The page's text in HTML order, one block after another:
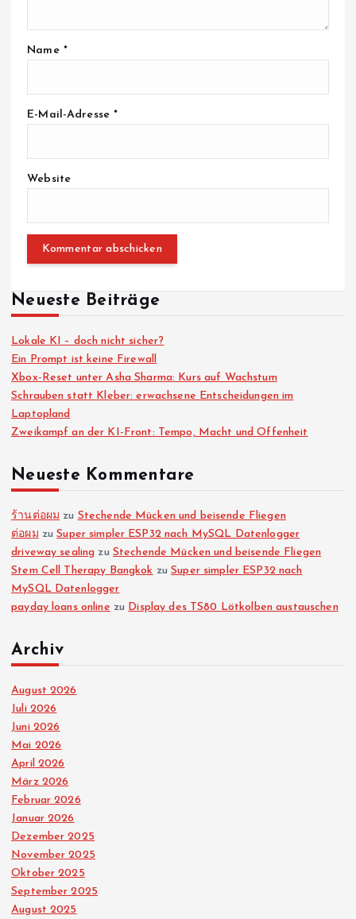
Name *
E-Mail-Adresse*
Website
Neueste Beiträge
Lokale KI – doch nicht sicher?
Ein Prompt ist keine Firewall
Xbox-Reset unter Asha Sharma: Kurs auf Wachstum
Schrauben statt Kleber: erwachsene Entscheidungen im
Laptopland
Zweikampf an der KI-Front: Tempo, Macht und Offenheit
Neueste Kommentare
ร้านต่อผม zu Stechende Mücken und beisende Fliegen
ต่อผม zuSuper simpler ESP32 nach MySQL Datenlogger
driveway sealing zu Stechende Mücken und beisende Fliegen
Stem Cell Therapy Bangkok zuSuper simpler ESP32 nach
MySQL Datenlogger
payday loans online zu Display des TS80 Lötkolben austauschen
Archiv
August 2026
Juli 2026
Juni 2026
Mai 2026
April 2026
März 2026
Februar 2026
Januar 2026
Dezember 2025
November 2025
Oktober 2025
September 2025
August 2025